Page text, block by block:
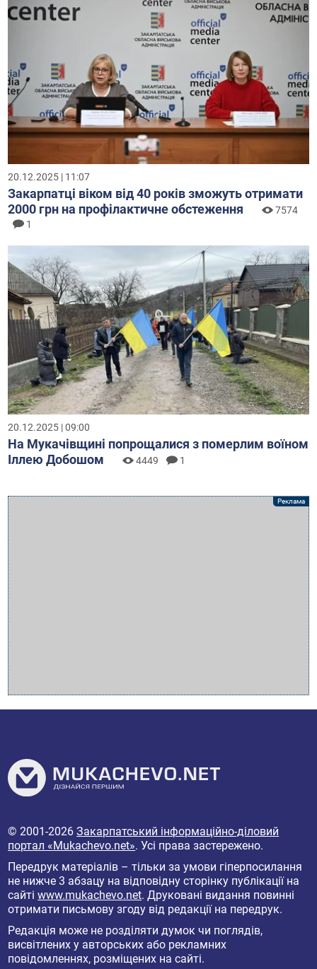
20.12.2025 | 11:07
Закарпатці віком від 40 років зможуть отримати
2000 грн на профілактичне обстеження
7574
1
20.12.2025 | 09:00
На Мукачівщині попрощалися з померлим воїном
Іллею Добошом
4449 1
© 2001-2026Закарпатський інформаційно-діловий
портал «Mukachevo.net». Усі права застережено.
Передрук матеріалів – тільки за умови гіперпосилання
не нижче 3 абзацу на відповідну сторінку публікації на
сайтіwww.mukachevo.net. Друковані видання повинні
отримати письмову згоду від редакції на передрук.
Редакція може не розділяти думок чи поглядів,
висвітлених у авторських або рекламних
повідомленнях, розміщених на сайті.